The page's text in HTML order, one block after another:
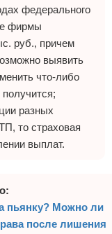
федерального
фирмы
руб., причем
выявить
что-либо
разных
то страховая
выплат.
пьянку? Можно ли
после лишения